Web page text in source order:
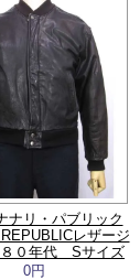
ナリ・パブリック
レザージ
８０年代 Sサイズ
0円